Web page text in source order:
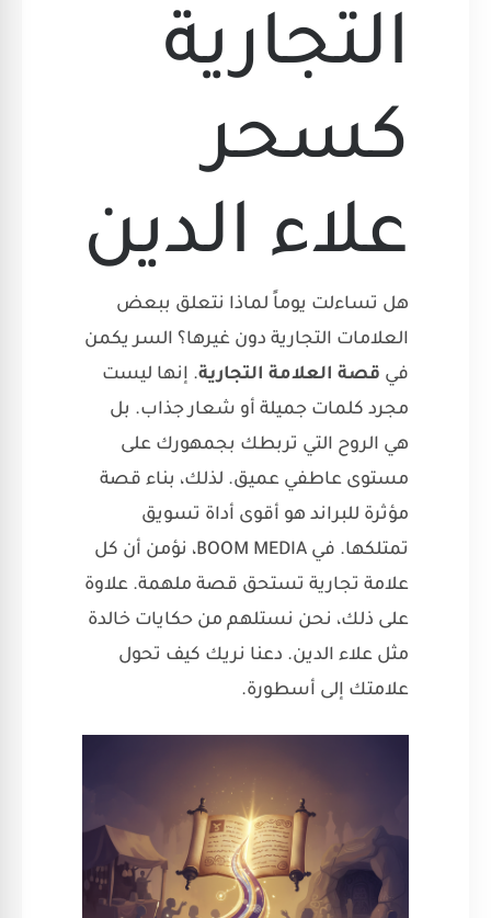
التجارية
كسحر
علاء الدين
هل تساءلت يوماً لماذا نتعلق ببعض
العلامات التجارية دون غيرها؟ السر يكمن
في قصة العلامة التجارية. إنها ليست
مجرد كلمات جميلة أو شعار جذاب. بل
هي الروح التي تربطك بجمهورك على
مستوى عاطفي عميق. لذلك، بناء قصة
مؤثرة للبراند هو أقوى أداة تسويق
تمتلكها. في BOOM MEDIA، نؤمن أن كل
علامة تجارية تستحق قصة ملهمة. علاوة
على ذلك، نحن نستلهم من حكايات خالدة
مثل علاء الدين. دعنا نريك كيف تحول
علامتك إلى أسطورة.